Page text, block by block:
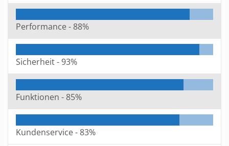
Performance - 88%
Sicherheit -93%
Funktionen - 85%
Kundenservice -83%